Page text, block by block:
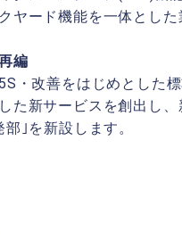
ヤード機能を一体とした
編
・改善をはじめとした
た新サービスを創出し
｣を新設します。